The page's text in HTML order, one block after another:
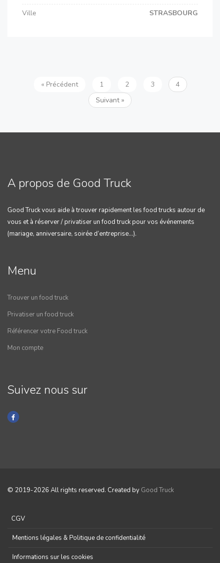
Ville
STRASBOURG
« Précédent 1 2 3
4
Suivant »
A propos de Good Truck
Good Truck vous aide à trouver rapidement les food trucks autour de
vous et à réserver / privatiser un food truck pour vos événements
(mariage, anniversaire, soirée d’entreprise…).
Menu
Trouver un food truck
Privatiser un food truck
Référencer votre Food truck
Mon compte
Suivez nous sur
© 2019-2026 All rights reserved. Created by Good Truck
CGV
Mentions légales & Politique de confidentialité
Informations sur les cookies